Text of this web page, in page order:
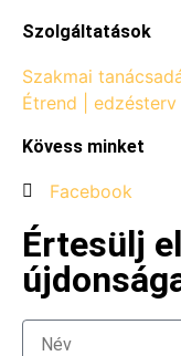
Szolgáltatások
Szakmai
Étrend | edzésterv
Kövess minket
Facebook
Értesülj